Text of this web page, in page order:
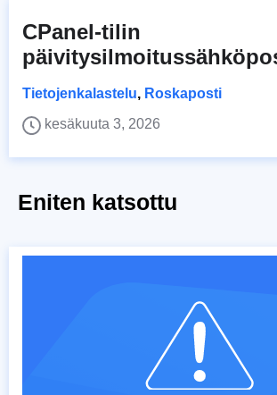
CPanel-tilin
Tietojenkalastelu, Roskaposti
kesäkuuta 3, 2026
Eniten katsottu